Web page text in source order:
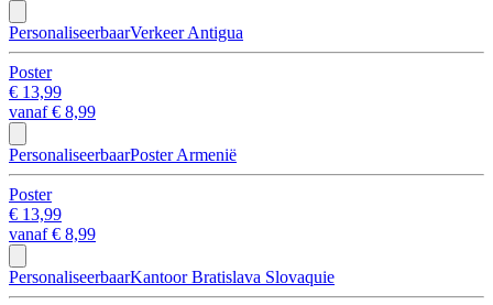
PersonaliseerbaarVerkeer Antigua
Poster
€ 13,99
vanaf€ 8,99
PersonaliseerbaarPoster Armenië
Poster
€ 13,99
vanaf€ 8,99
PersonaliseerbaarKantoor Bratislava Slovaquie